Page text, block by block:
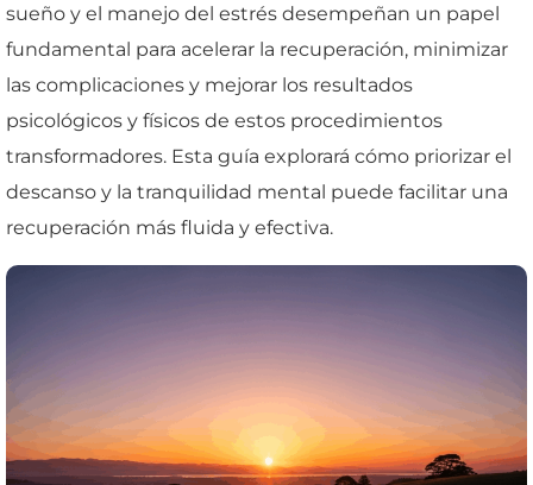
sueño y el manejo del estrés desempeñan un papel
fundamental para acelerar la recuperación, minimizar
las complicaciones y mejorar los resultados
psicológicos y físicos de estos procedimientos
transformadores. Esta guía explorará cómo priorizar el
descanso y la tranquilidad mental puede facilitar una
recuperación más fluida y efectiva.